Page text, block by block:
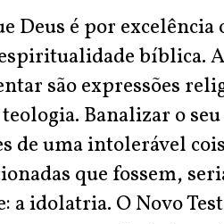
Deus é por excelência
bíblica.
são expressões
Banalizar o
de uma intolerável
que fossem,
a idolatria. O Novo